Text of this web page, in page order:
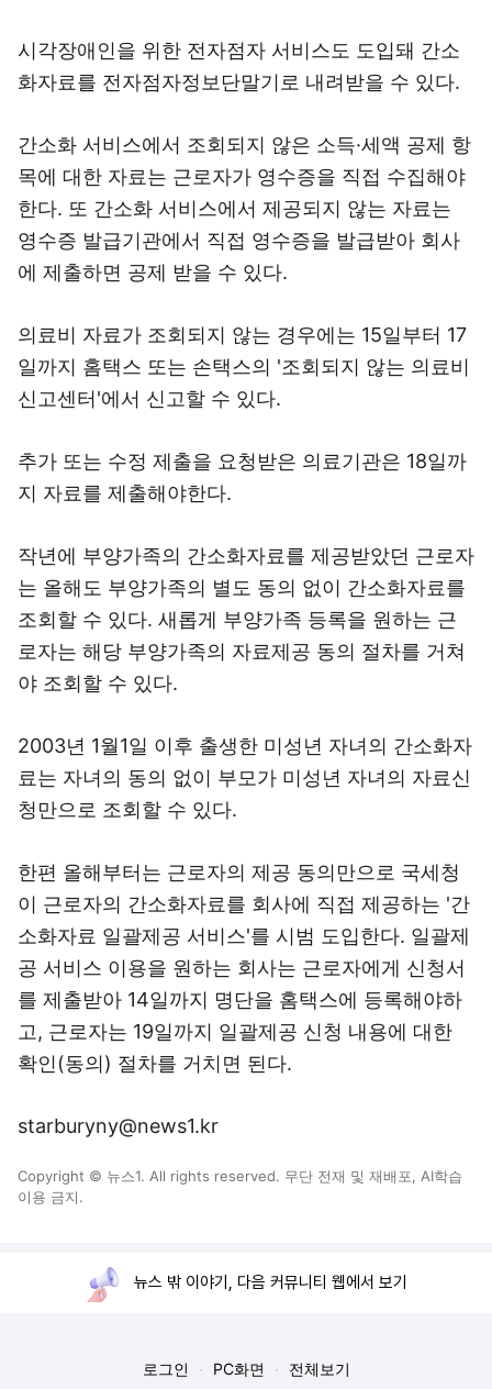
시각장애인을 위한 전자점자 서비스도 도입돼 간소
화자료를 전자점자정보단말기로 내려받을 수 있다.
간소화 서비스에서 조회되지 않은 소득·세액 공제 항
목에 대한 자료는 근로자가 영수증을 직접 수집해야
한다. 또 간소화 서비스에서 제공되지 않는 자료는
영수증 발급기관에서 직접 영수증을 발급받아 회사
에 제출하면 공제 받을 수 있다.
의료비 자료가 조회되지 않는 경우에는 15일부터 17
일까지 홈택스 또는 손택스의 '조회되지 않는 의료비
신고센터'에서 신고할 수 있다.
추가 또는 수정 제출을 요청받은 의료기관은 18일까
지 자료를 제출해야한다.
작년에 부양가족의 간소화자료를 제공받았던 근로자
는 올해도 부양가족의 별도 동의 없이 간소화자료를
조회할 수 있다. 새롭게 부양가족 등록을 원하는 근
로자는 해당 부양가족의 자료제공 동의 절차를 거쳐
야 조회할 수 있다.
2003년 1월1일 이후 출생한 미성년 자녀의 간소화자
료는 자녀의 동의 없이 부모가 미성년 자녀의 자료신
청만으로 조회할 수 있다.
한편 올해부터는 근로자의 제공 동의만으로 국세청
이 근로자의 간소화자료를 회사에 직접 제공하는 '간
소화자료 일괄제공 서비스'를 시범 도입한다. 일괄제
공 서비스 이용을 원하는 회사는 근로자에게 신청서
를 제출받아 14일까지 명단을 홈택스에 등록해야하
고, 근로자는 19일까지 일괄제공 신청 내용에 대한
확인(동의) 절차를 거치면 된다.
starburyny@news1.kr
Copyright © 뉴스1. All rights reserved. 무단 전재 및 재배포, AI학습
이용 금지.
뉴스 밖 이야기, 다음 커뮤니티 웹에서 보기
로그인 PC화면 전체보기